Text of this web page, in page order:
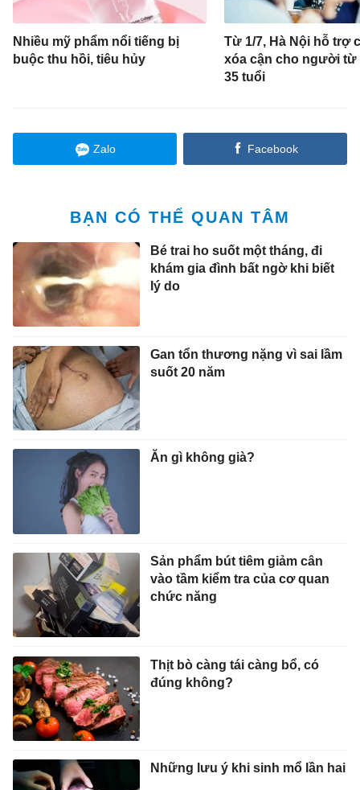
Nhiều mỹ phẩm nổi tiếng bị
buộc thu hồi, tiêu hủy
Từ 1/7, Hà Nội hỗ trợ
xóa cận cho người từ
35 tuổi
Zalo Facebook
BẠN CÓ THỂ QUAN TÂM
Bé trai ho suốt một tháng, đi
khám gia đình bất ngờ khi biết
lý do
Gan tổn thương nặng vì sai lầm
suốt 20 năm
Ăn gì không già?
Sản phẩm bút tiêm giảm cân
vào tầm kiểm tra của cơ quan
chức năng
Thịt bò càng tái càng bổ, có
đúng không?
Những lưu ý khi sinh mổ lần hai